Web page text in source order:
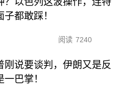
子都敢踩！
阅读 7240
刚说要谈判，伊朗又是反
一巴掌！